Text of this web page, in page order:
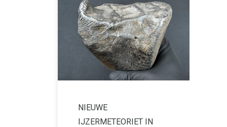
NIEUWE
IJZERMETEORIET IN